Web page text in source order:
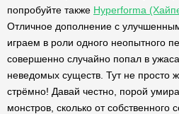
попробуйте также Hyperforma
Отличное дополнение с
играем в роли одного неопытного
совершенно случайно попал в
неведомых существ. Тут не просто
стрёмно! Давай честно, порой
монстров, сколько от собственного